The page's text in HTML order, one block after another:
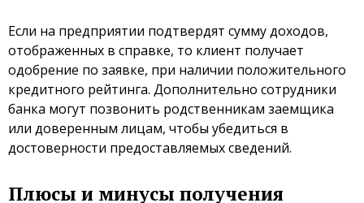
Если на предприятии подтвердят сумму доходов,
отображенных в справке, то клиент получает
одобрение по заявке, при наличии положительного
кредитного рейтинга. Дополнительно сотрудники
банка могут позвонить родственникам заемщика
или доверенным лицам, чтобы убедиться в
достоверности предоставляемых сведений.
Плюсы и минусы получения